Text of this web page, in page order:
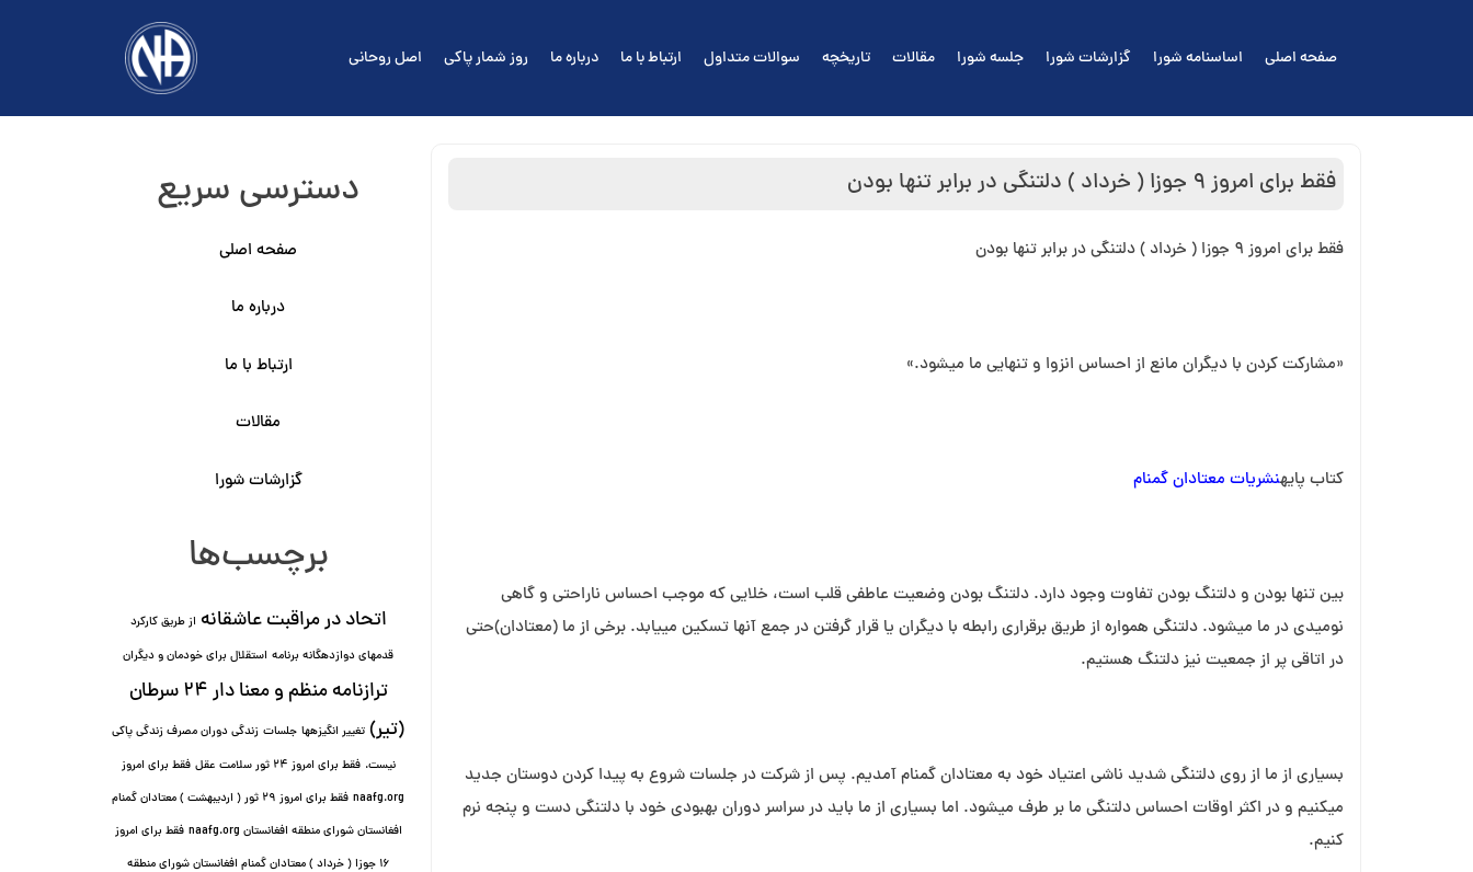
صفحه اصلی اساسنامه شورا گزارشات شورا جلسه شورا مقالات تاریخچه سوالات متداول ارتباط با ما درباره ما روز شمار پاکی اصل روحانی
فقط برای امروز ۹ جوزا ( خرداد ) دلتنگی در برابر تنها بودن
فقط برای امروز ۹ جوزا ( خرداد ) دلتنگی در برابر تنها بودن
«مشارکت کردن با دیگران مانع از احساس انزوا و تنهایی ما می⁯شود.»
کتاب پایهنشریات معتادان گمنام
بین تنها بودن و دلتنگ بودن تفاوت وجود دارد. دلتنگ بودن وضعیت عاطفی قلب است، خلایی که موجب احساس ناراحتی و گاهی
نومیدی در ما می⁯شود. دلتنگی همواره از طریق برقراری رابطه با دیگران یا قرار گرفتن در جمع آنها تسکین می⁯یابد. برخی از ما (معتادان)حتی
در اتاقی پر از جمعیت نیز دلتنگ هستیم.
بسیاری از ما از روی دلتنگی شدید ناشی اعتیاد خود به معتادان گمنام آمدیم. پس از شرکت در جلسات شروع به پیدا کردن دوستان جدید
می⁯کنیم و در اکثر اوقات احساس دلتنگی ما بر طرف می⁯شود. اما بسیاری از ما باید در سراسر دوران بهبودی خود با دلتنگی دست و پنجه نرم
کنیم.
دسترسی سریع
صفحه اصلی
درباره ما
ارتباط با ما
مقالات
گزارشات شورا
برچسب‌ها
اتحاد در مراقبت عاشقانه از طریق کارکرد
قدمهای دوازده⁯گانه برنامه استقلال برای خودمان و دیگران
ترازنامه منظم و معنا دار ٢۴ سرطان
(تیر) تغییر انگیزه⁯ها جلسات زندگی دوران مصرف زندگی پاکی
نیست. فقط برای امروز 24 ثور سلامت عقل
فقط برای امروز
naafg.org
فقط برای امروز ٢٩ ثور ( اردیبهشت ) معتادان گمنام
افغانستان شورای منطقه افغانستان naafg.org
فقط برای امروز
۱۶ جوزا ( خرداد ) معتادان گمنام افغانستان شورای منطقه